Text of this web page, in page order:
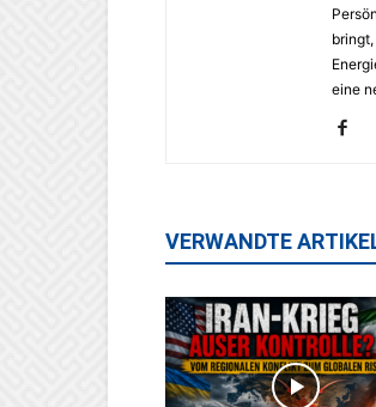
eine
VERWANDTE